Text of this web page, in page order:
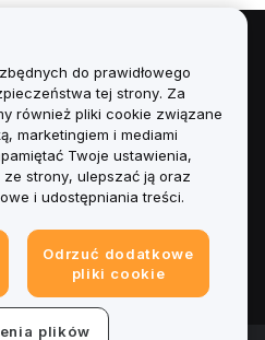
do prawidłowego
tej strony. Za
również pliki cookie związane
marketingiem i mediami
Twoje ustawienia,
strony, ulepszać ją oraz
i udostępniania treści.
Odrzuć dodatkowe
pliki cookie
plików